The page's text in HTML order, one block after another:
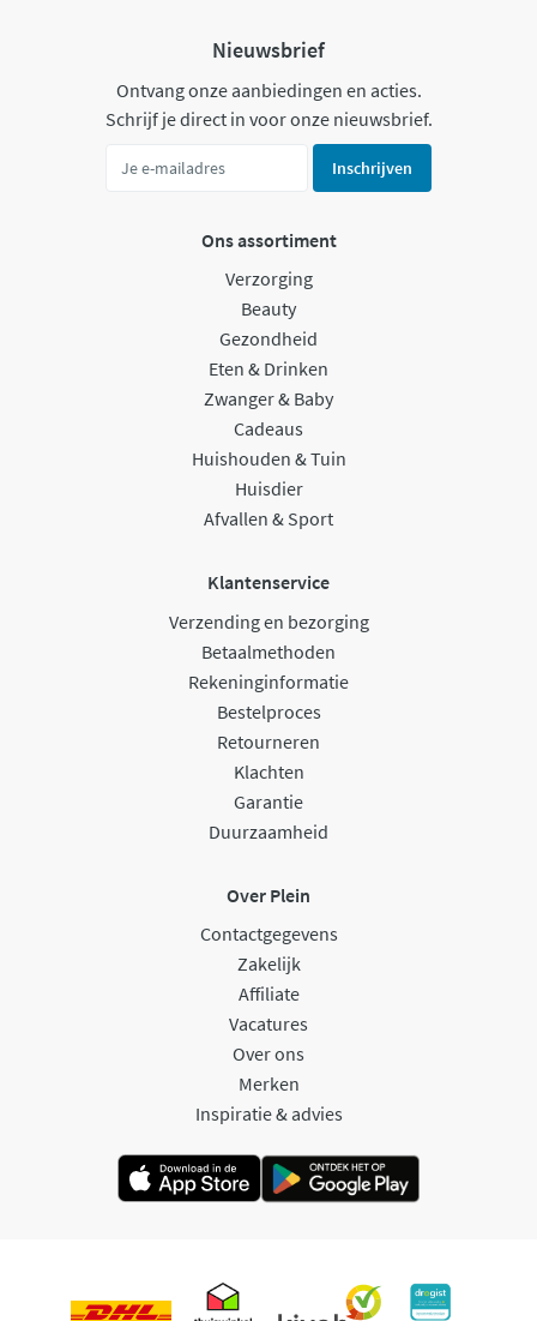
Nieuwsbrief
Ontvang onze aanbiedingen en acties.
Schrijf je direct in voor onze nieuwsbrief.
Inschrijven
Ons assortiment
Verzorging
Beauty
Gezondheid
Eten & Drinken
Zwanger & Baby
Cadeaus
Huishouden & Tuin
Huisdier
Afvallen & Sport
Klantenservice
Verzending en bezorging
Betaalmethoden
Rekeninginformatie
Bestelproces
Retourneren
Klachten
Garantie
Duurzaamheid
Over Plein
Contactgegevens
Zakelijk
Affiliate
Vacatures
Over ons
Merken
Inspiratie & advies